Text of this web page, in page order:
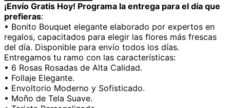
¡Envío Gratis Hoy! Programa la entrega para el día que
prefieras:
• Bonito Bouquet elegante elaborado por expertos en
regalos, capacitados para elegir las flores más frescas
del día. Disponible para envío todos los días.
Entregamos tu ramo con las características:
• 6 Rosas Rosadas de Alta Calidad.
• Follaje Elegante.
• Envoltorio Moderno y Sofisticado.
• Moño de Tela Suave.